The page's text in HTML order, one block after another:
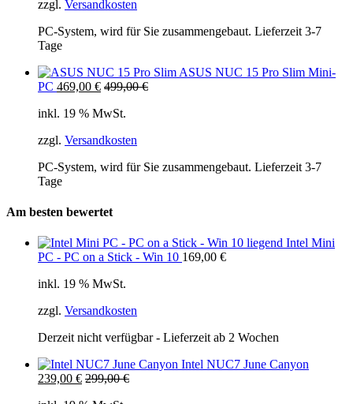
zzgl. Versandkosten
PC-System, wird für Sie zusammengebaut. Lieferzeit 3-7
Tage
ASUS NUC 15 Pro Slim Mini-
PC 469,00 € 499,00€
inkl. 19 % MwSt.
zzgl. Versandkosten
PC-System, wird für Sie zusammengebaut. Lieferzeit 3-7
Tage
Am besten bewertet
Intel Mini
PC - PC on a Stick - Win 10 169,00 €
inkl. 19 % MwSt.
zzgl. Versandkosten
Derzeit nicht verfügbar - Lieferzeit ab 2 Wochen
Intel NUC7 June Canyon
239,00 € 299,00€